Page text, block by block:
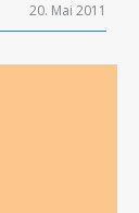
20. Mai 2011